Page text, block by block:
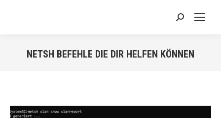
Search:
NETSH BEFEHLE DIE DIR HELFEN KÖNNEN